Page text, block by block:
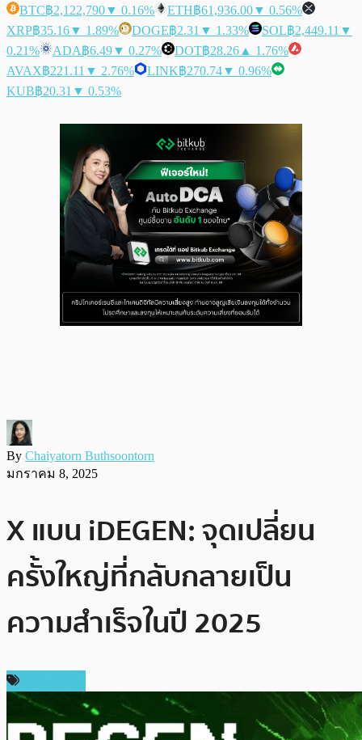
BTC฿2,122,790▼ 0.16% ETH฿61,936.00▼ 0.56%
XRP฿35.16▼ 1.89% DOGE฿2.31 ▼ 1.33% SOL฿2,449.11 ▼
0.21%
ADA฿6.49▼ 0.27% DOT฿28.26 ▲ 1.76%
AVAX฿221.11 ▼ 2.76% LINK฿270.74▼ 0.96%
KUB฿20.31 ▼ 0.53%
By Chaiyatorn Buthsoontorn
มกราคม 8, 2025
X แบน iDEGEN: จุดเปลี่ยน
ครั้งใหญ่ที่กลับกลายเป็น
ความสำเร็จในปี 2025